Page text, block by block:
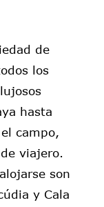
de
los
hasta
campo,
viajero.
son
y Cala